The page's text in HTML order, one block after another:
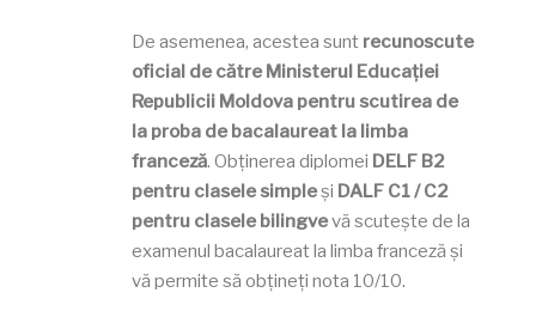
De asemenea, acestea sunt recunoscute
oficial de către Ministerul Educației
Republicii Moldova pentru scutirea de
la proba de bacalaureat la limba
franceză. Obținerea diplomei DELF B2
pentru clasele simpleși DALF C1 / C2
pentru clasele bilingvevă scutește de la
examenul bacalaureat la limba franceză și
vă permite să obțineți nota 10/10.